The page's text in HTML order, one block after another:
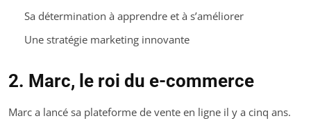
Sa détermination à apprendre et à s’améliorer
Une stratégie marketing innovante
2. Marc, le roi du e-commerce
Marc a lancé sa plateforme de vente en ligne il y a cinq ans.